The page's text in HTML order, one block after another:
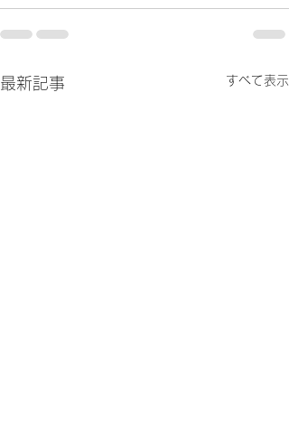
最新記事 すべて表示